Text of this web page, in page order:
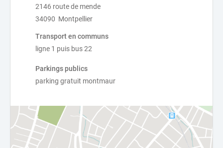
2146 route de mende
34090 Montpellier
Transport en communs
ligne 1 puis bus 22
Parkings publics
parking gratuit montmaur